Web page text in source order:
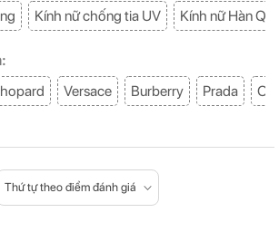
Kính nữ chống tia UV Kính nữ Hàn
Versace Burberry Prada
Thứ tự theo điểm đánh giá